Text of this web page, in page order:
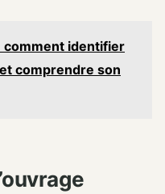
comment identifier
comprendre son